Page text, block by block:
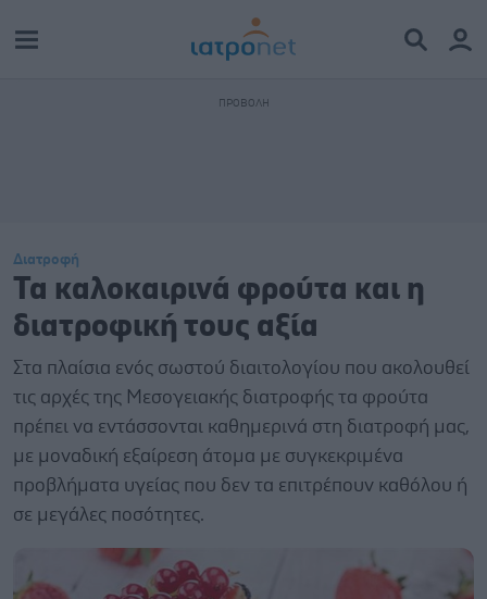
Διατροφή
Τα καλοκαιρινά φρούτα και η
διατροφική τους αξία
Στα πλαίσια ενός σωστού διαιτολογίου που ακολουθεί
τις αρχές της Μεσογειακής διατροφής τα φρούτα
πρέπει να εντάσσονται καθημερινά στη διατροφή μας,
με μοναδική εξαίρεση άτομα με συγκεκριμένα
προβλήματα υγείας που δεν τα επιτρέπουν καθόλου ή
σε μεγάλες ποσότητες.